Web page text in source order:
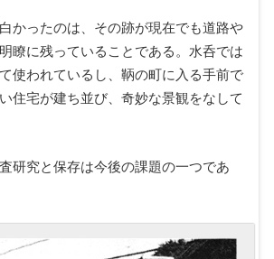
かったのは、その跡が現在でも道路や
瞭に残っていることである。水呑では
使われているし、鞆の町に入る手前で
住宅が建ち並び、奇妙な景観をなして
研究と保存は今後の課題の一つであ